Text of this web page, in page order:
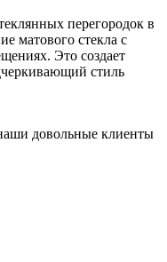
перегородок в
матового стекла с
Это создает
стиль
довольные клиенты